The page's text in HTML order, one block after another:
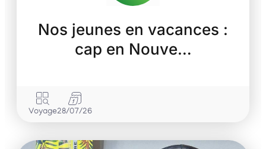
Nos jeunes en vacances :
cap en Nouve…
Voyage28/07/26